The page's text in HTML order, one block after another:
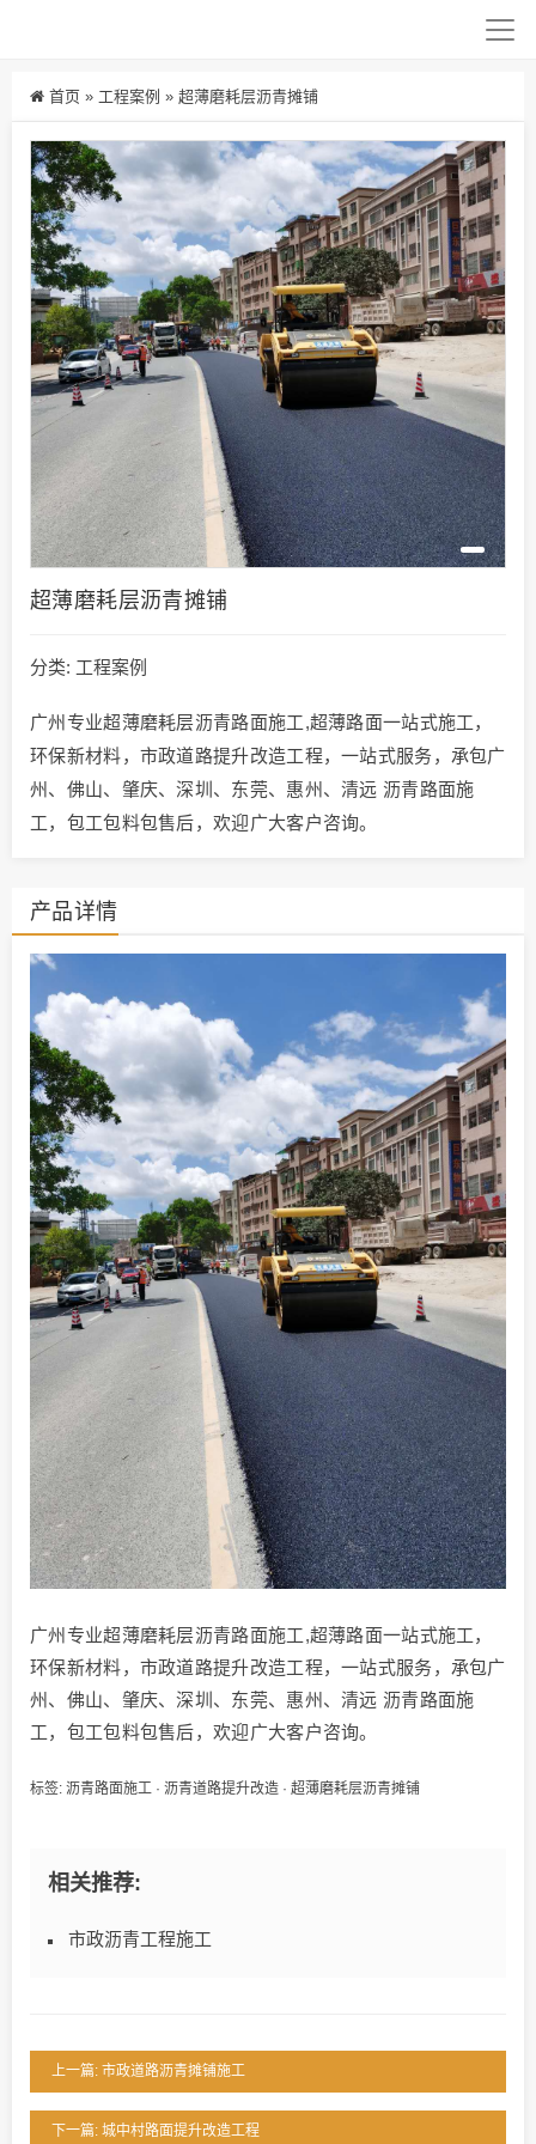
首页 » 工程案例 » 超薄磨耗层沥青摊铺
超薄磨耗层沥青摊铺
分类: 工程案例
广州专业超薄磨耗层沥青路面施工,超薄路面一站式施工，
环保新材料，市政道路提升改造工程，一站式服务，承包广
州、佛山、肇庆、深圳、东莞、惠州、清远 沥青路面施
工，包工包料包售后，欢迎广大客户咨询。
产品详情
广州专业超薄磨耗层沥青路面施工,超薄路面一站式施工，
环保新材料，市政道路提升改造工程，一站式服务，承包广
州、佛山、肇庆、深圳、东莞、惠州、清远 沥青路面施
工，包工包料包售后，欢迎广大客户咨询。
标签: 沥青路面施工 · 沥青道路提升改造 · 超薄磨耗层沥青摊铺
相关推荐:
市政沥青工程施工
上一篇: 市政道路沥青摊铺施工
下一篇: 城中村路面提升改造工程